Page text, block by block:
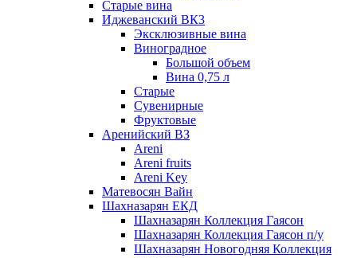
Старые вина
Иджеванский ВК3
Эксклюзивные вина
Виноградное
Большой объем
Вина 0,75 л
Старые
Сувенирные
Фруктовые
Аренийский ВЗ
Areni
Areni fruits
Areni Key
Матевосян Вайн
Шахназарян ЕКД
Шахназарян Коллекция Гаясон
Шахназарян Коллекция Гаясон п/у
Шахназарян Новогодняя Коллекция